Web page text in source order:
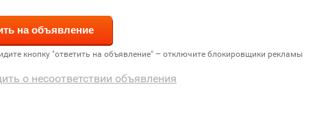
кнопку "ответить на объявление" – отключите блокировщики рекламы
о несоответствии объявления